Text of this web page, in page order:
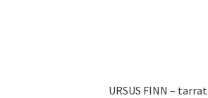
URSUS FINN – tarrat